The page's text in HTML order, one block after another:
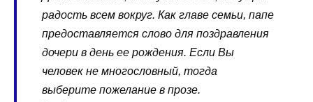
радость всем вокруг. Как главе семьи, папе
предоставляется слово для поздравления
дочери в день ее рождения. Если Вы
человек не многословный, тогда
выберите пожелание в прозе.